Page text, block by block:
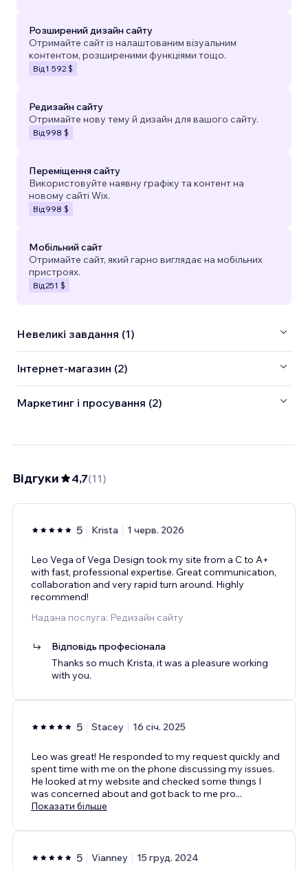
Розширений дизайн сайту
Отримайте сайт із налаштованим візуальним
контентом, розширеними функціями тощо.
Від 1 592 $
Редизайн сайту
Отримайте нову тему й дизайн для вашого сайту.
Від 998 $
Переміщення сайту
Використовуйте наявну графіку та контент на
новому сайті Wix.
Від 998 $
Мобільний сайт
Отримайте сайт, який гарно виглядає на мобільних
пристроях.
Від251 $
Невеликі завдання (1)
Інтернет-магазин (2)
Маркетинг і просування (2)
Відгуки 4,7(11)
5 Krista 1 черв. 2026
Leo Vega of Vega Design took my site from a C to A+
with fast, professional expertise. Great communication,
collaboration and very rapid turn around. Highly
recommend!
Надана послуга: Редизайн сайту
Відповідь професіонала
Thanks so much Krista, it was a pleasure working
with you.
5 Stacey 16 січ. 2025
Leo was great! He responded to my request quickly and
spent time with me on the phone discussing my issues.
He looked at my website and checked some things I
was concerned about and got back to me pro...
Показати більше
5 Vianney 15 груд. 2024